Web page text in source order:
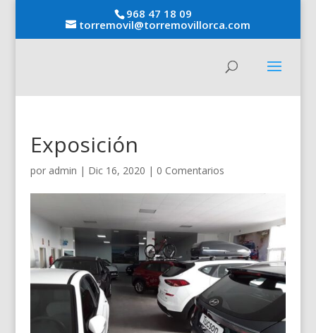
968 47 18 09
torremovil@torremovillorca.com
Exposición
por admin | Dic 16, 2020 | 0 Comentarios